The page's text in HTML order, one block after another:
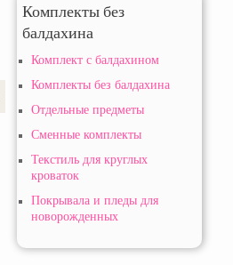
Комплекты без
балдахина
Комплект с балдахином
Комплекты без балдахина
Отдельные предметы
Сменные комплекты
Текстиль для круглых
кроваток
Покрывала и пледы для
новорожденных